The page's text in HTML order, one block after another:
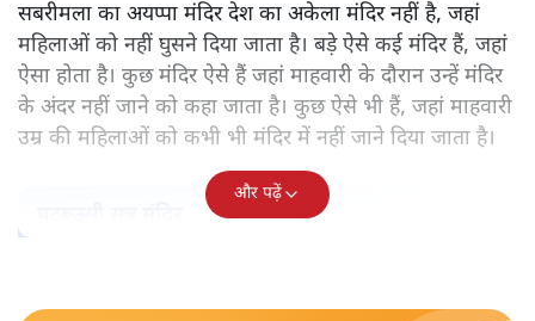
सबरीमला का अयप्पा मंदिर देश का अकेला मंदिर नहीं है, जहां
महिलाओं को नहीं घुसने दिया जाता है। बड़े ऐसे कई मंदिर हैं, जहां
ऐसा होता है। कुछ मंदिर ऐसे हैं जहां माहवारी के दौरान उन्हें मंदिर
के अंदर नहीं जाने को कहा जाता है। कुछ ऐसे भी हैं, जहां माहवारी
उम्र की महिलाओं को कभी भी मंदिर में नहीं जाने दिया जाता है।
और पढ़ें